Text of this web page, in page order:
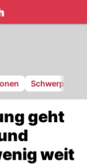
Schwerpunkte
geht
weit